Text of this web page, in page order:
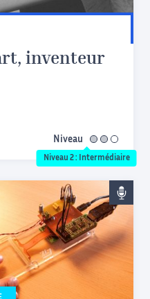
inventeur
Niveau intermédiaire
Niveau 2 : Intermédiaire